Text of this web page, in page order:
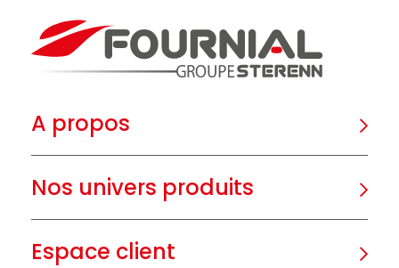
A propos
Nos univers produits
Espace client